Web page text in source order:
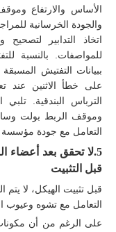
الأساس والارتفاع
والجودة الخرسانية
اتخاذ التدابير
للمواصفات. بالنسبة
ببيانات التفتيش
على خطأ الاثنين عند
الترباس البندقية.
وموقف الربط بولت
التعامل مع جودة مؤسسة
5. لا تحقق بعد أعضاء
قبل التثبيت
قبل تثبيت الهيكل، لا يتم
التعامل مع تشوه وعيوب
على الرغم من أن